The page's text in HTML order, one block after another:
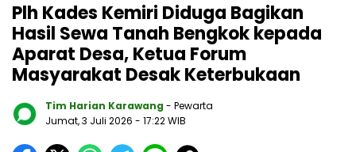
Plh Kades Kemiri Diduga Bagikan
Hasil Sewa Tanah Bengkok kepada
Aparat Desa, Ketua Forum
Masyarakat Desak Keterbukaan
Tim Harian Karawang - Pewarta
Jumat, 3 Juli 2026 - 17:22 WIB